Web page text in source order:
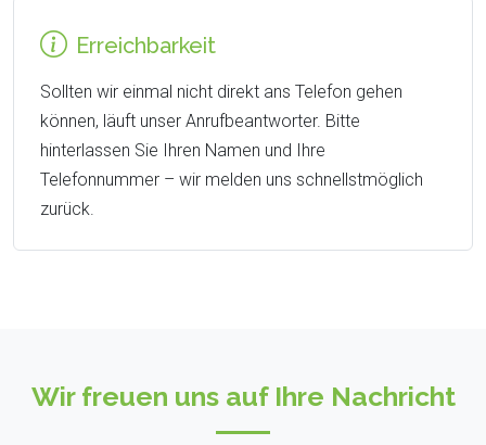
Erreichbarkeit
Sollten wir einmal nicht direkt ans Telefon gehen
können, läuft unser Anrufbeantworter. Bitte
hinterlassen Sie Ihren Namen und Ihre
Telefonnummer – wir melden uns schnellstmöglich
zurück.
Wir freuen uns auf Ihre Nachricht